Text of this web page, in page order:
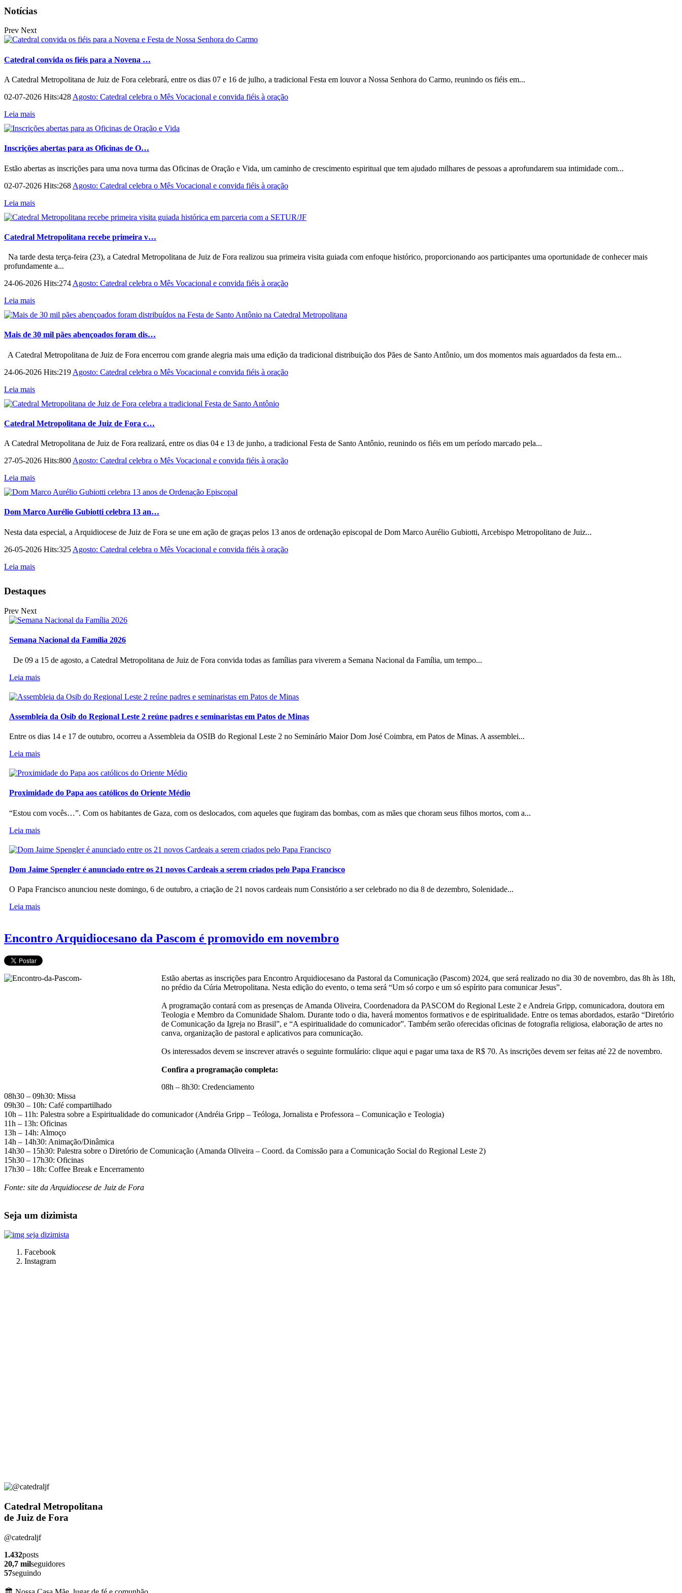
Notícias
Prev Next
Catedral convida os fiéis para a Novena …
A Catedral Metropolitana de Juiz de Fora celebrará, entre os dias 07 e 16 de julho, a tradicional Festa em louvor a Nossa Senhora do Carmo, reunindo os fiéis em...
02-07-2026 Hits:428 Agosto: Catedral celebra o Mês Vocacional e convida fiéis à oração
Leia mais
Inscrições abertas para as Oficinas de O…
Estão abertas as inscrições para uma nova turma das Oficinas de Oração e Vida, um caminho de crescimento espiritual que tem ajudado milhares de pessoas a aprofundarem sua intimidade com...
02-07-2026 Hits:268 Agosto: Catedral celebra o Mês Vocacional e convida fiéis à oração
Leia mais
Catedral Metropolitana recebe primeira v…
Na tarde desta terça-feira (23), a Catedral Metropolitana de Juiz de Fora realizou sua primeira visita guiada com enfoque histórico, proporcionando aos participantes uma oportunidade de conhecer mais
profundamente a...
24-06-2026 Hits:274 Agosto: Catedral celebra o Mês Vocacional e convida fiéis à oração
Leia mais
Mais de 30 mil pães abençoados foram dis…
A Catedral Metropolitana de Juiz de Fora encerrou com grande alegria mais uma edição da tradicional distribuição dos Pães de Santo Antônio, um dos momentos mais aguardados da festa em...
24-06-2026 Hits:219 Agosto: Catedral celebra o Mês Vocacional e convida fiéis à oração
Leia mais
Catedral Metropolitana de Juiz de Fora c…
A Catedral Metropolitana de Juiz de Fora realizará, entre os dias 04 e 13 de junho, a tradicional Festa de Santo Antônio, reunindo os fiéis em um período marcado pela...
27-05-2026 Hits:800 Agosto: Catedral celebra o Mês Vocacional e convida fiéis à oração
Leia mais
Dom Marco Aurélio Gubiotti celebra 13 an…
Nesta data especial, a Arquidiocese de Juiz de Fora se une em ação de graças pelos 13 anos de ordenação episcopal de Dom Marco Aurélio Gubiotti, Arcebispo Metropolitano de Juiz...
26-05-2026 Hits:325 Agosto: Catedral celebra o Mês Vocacional e convida fiéis à oração
Leia mais
Destaques
Prev Next
Semana Nacional da Família 2026
De 09 a 15 de agosto, a Catedral Metropolitana de Juiz de Fora convida todas as famílias para viverem a Semana Nacional da Família, um tempo...
Leia mais
Assembleia da Osib do Regional Leste 2 reúne padres e seminaristas em Patos de Minas
Entre os dias 14 e 17 de outubro, ocorreu a Assembleia da OSIB do Regional Leste 2 no Seminário Maior Dom José Coimbra, em Patos de Minas. A assemblei...
Leia mais
Proximidade do Papa aos católicos do Oriente Médio
“Estou com vocês…”. Com os habitantes de Gaza, com os deslocados, com aqueles que fugiram das bombas, com as mães que choram seus filhos mortos, com a...
Leia mais
Dom Jaime Spengler é anunciado entre os 21 novos Cardeais a serem criados pelo Papa Francisco
O Papa Francisco anunciou neste domingo, 6 de outubro, a criação de 21 novos cardeais num Consistório a ser celebrado no dia 8 de dezembro, Solenidade...
Leia mais
Encontro Arquidiocesano da Pascom é promovido em novembro
Estão abertas as inscrições para Encontro Arquidiocesano da Pastoral da Comunicação (Pascom) 2024, que será realizado no dia 30 de novembro, das 8h às 18h,
no prédio da Cúria Metropolitana. Nesta edição do evento, o tema será “Um só corpo e um só espírito para comunicar Jesus”.
A programação contará com as presenças de Amanda Oliveira, Coordenadora da PASCOM do Regional Leste 2 e Andreia Gripp, comunicadora, doutora em
Teologia e Membro da Comunidade Shalom. Durante todo o dia, haverá momentos formativos e de espiritualidade. Entre os temas abordados, estarão “Diretório
de Comunicação da Igreja no Brasil”, e “A espiritualidade do comunicador”. Também serão oferecidas oficinas de fotografia religiosa, elaboração de artes no
canva, organização de pastoral e aplicativos para comunicação.
Os interessados devem se inscrever através o seguinte formulário: clique aqui e pagar uma taxa de R$ 70. As inscrições devem ser feitas até 22 de novembro.
Confira a programação completa:
08h – 8h30: Credenciamento
08h30 – 09h30: Missa
09h30 – 10h: Café compartilhado
10h – 11h: Palestra sobre a Espiritualidade do comunicador (Andréia Gripp – Teóloga, Jornalista e Professora – Comunicação e Teologia)
11h – 13h: Oficinas
13h – 14h: Almoço
14h – 14h30: Animação/Dinâmica
14h30 – 15h30: Palestra sobre o Diretório de Comunicação (Amanda Oliveira – Coord. da Comissão para a Comunicação Social do Regional Leste 2)
15h30 – 17h30: Oficinas
17h30 – 18h: Coffee Break e Encerramento
Fonte: site da Arquidiocese de Juiz de Fora
Seja um dizimista
Facebook
Instagram
Catedral Metropolitana
de Juiz de Fora
@catedraljf
1.432posts
20,7 milseguidores
57seguindo